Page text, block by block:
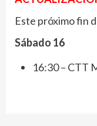
Este próximo fin
Sábado 16
16:30 – CTT